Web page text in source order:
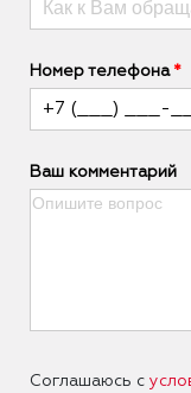
Номер телефона
Ваш комментарий
Соглашаюсь с